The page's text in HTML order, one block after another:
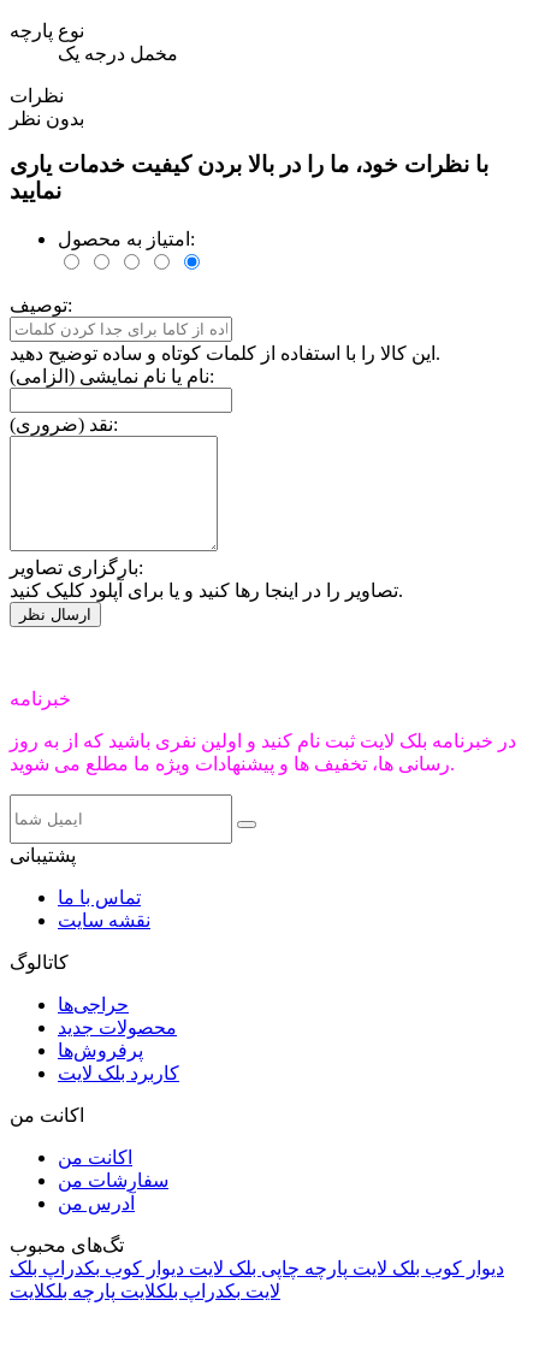
نوع پارچه
مخمل درجه یک
نظرات
بدون نظر
با نظرات خود، ما را در بالا بردن کیفیت خدمات یاری
نمایید
امتیاز به محصول:
توصیف:
این کالا را با استفاده از کلمات کوتاه و ساده توضیح دهید.
نام یا نام نمایشی (الزامی):
نقد (ضروری):
بارگزاری تصاویر:
تصاویر را در اینجا رها کنید و یا برای آپلود کلیک کنید.
خبرنامه
در خبرنامه بلک لایت ثبت نام کنید و اولین نفری باشید که از به روز
رسانی ها، تخفیف ها و پیشنهادات ویژه ما مطلع می شوید.
پشتیبانی
تماس با ما
نقشه سایت
کاتالوگ
حراجی‌ها
محصولات جدید
پرفروش‌ها
کاربرد بلک لایت
اکانت من
اکانت من
سفارشات من
آدرس من
تگ‌های محبوب
دیوار کوب بلک لایت پارچه چاپی بلک لایت دیوار کوب بکدراپ بلک
لایت بکدراپ بلکلایت پارچه بلکلایت